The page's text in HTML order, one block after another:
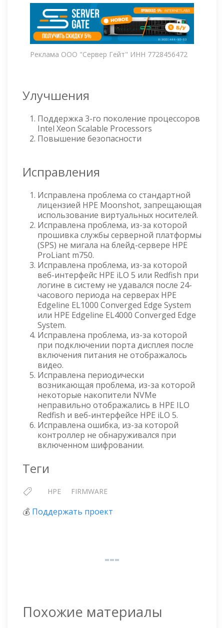
Реклама ООО "Сервер Гейт" ИНН 7728456472
Улучшения
Поддержка 3-го поколение процессоров
Intel Xeon Scalable Processors
Повышение безопасности
Исправления
Исправлена проблема со стандартной
лицензией HPE Moonshot, запрещающая
использование виртуальных носителей.
Исправлена проблема, из-за которой
прошивка службы серверной платформы
(SPS) не мигала на блейд-сервере HPE
ProLiant m750.
Исправлена проблема, из-за которой
веб-интерфейс HPE iLO 5 или Redfish при
логине в систему не удавался после 24-
часового периода на серверах HPE
Edgeline EL1000 Converged Edge System
или HPE Edgeline EL4000 Converged Edge
System.
Исправлена проблема, из-за которой
при подключении порта дисплея после
включения питания не отображалось
видео.
Исправлена периодически
возникающая проблема, из-за которой
некоторые накопители NVMe
неправильно отображались в HPE ILO
Redfish и веб-интерфейсе HPE iLO 5.
Исправлена ошибка, из-за которой
контроллер не обнаруживался при
включенном шифровании.
Теги
HPE FIRMWARE
💰 Поддержать проект
Похожие материалы